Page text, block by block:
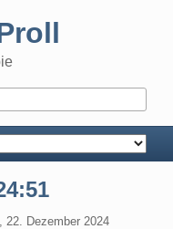
22. Dezember 2024